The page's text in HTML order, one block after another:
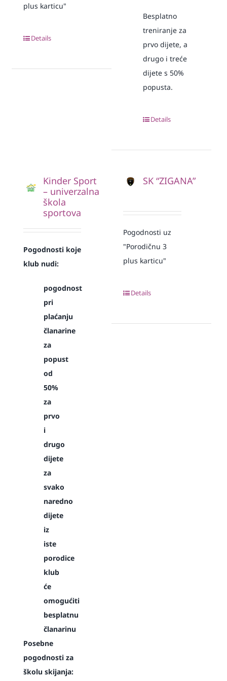
plus karticu"
Details
Besplatno
treniranje za
prvo dijete, a
drugo i treće
dijete s 50%
popusta.
Details
Kinder Sport
– univerzalna
škola
sportova
Pogodnosti koje
klub nudi:
pogodnost
pri
plaćanju
članarine
za
popust
od
50%
za
prvo
i
drugo
dijete
za
svako
naredno
dijete
iz
iste
porodice
klub
će
omogućiti
besplatnu
članarinu
Posebne
pogodnosti za
školu skijanja:
SK “ZIGANA”
Pogodnosti uz
"Porodičnu 3
plus karticu"
Details